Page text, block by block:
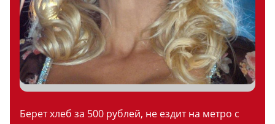
Берет хлеб за 500 рублей, не ездит на метро с